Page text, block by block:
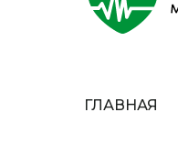
ГЛАВНАЯ